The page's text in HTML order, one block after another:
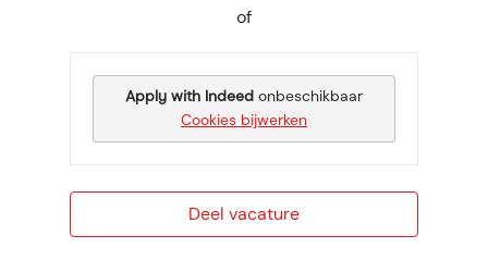
of
Apply with Indeed onbeschikbaar
Cookies bijwerken
Deel vacature